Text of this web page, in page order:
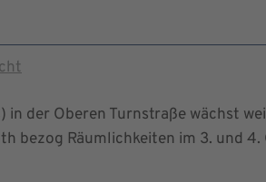
in der Oberen Turnstraße wächst
bezog Räumlichkeiten im 3. und 4.